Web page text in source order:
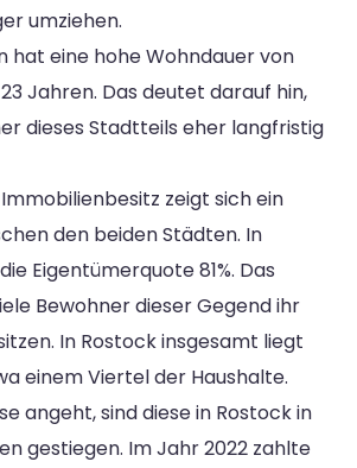
umziehen.
hat eine hohe Wohndauer von
Jahren. Das deutet darauf hin,
dieses Stadtteils eher langfristig
zeigt sich ein
den beiden Städten. In
Eigentümerquote 81%. Das
Bewohner dieser Gegend ihr
In Rostock insgesamt liegt
einem Viertel der Haushalte.
angeht, sind diese in Rostock in
gestiegen. Im Jahr 2022 zahlte